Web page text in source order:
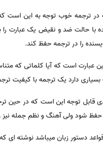
در ترجمه خوب توجه به این است
با حالت ضد و نقیض یک عبارت را
را در ترجمه حفظ کند.
عبارت است که آیا کلماتی که
بسیاری دارد یک ترجمه با
قابل توجه این است که در حین
شود ولی آهنگ و نظم جمله نیز
دستور زبان میباشد نوشته ای